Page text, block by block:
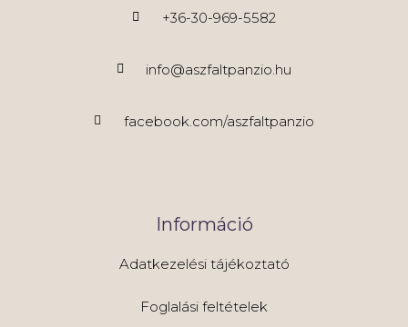
+36-30-969-5582
info@aszfaltpanzio.hu
facebook.com/aszfaltpanzio
Információ
Adatkezelési tájékoztató
Foglalási feltételek